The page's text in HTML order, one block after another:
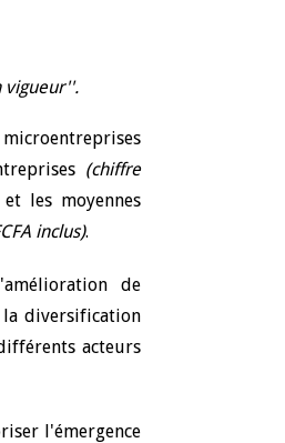
vigueur''.
(chiffre
les moyennes
inclus).
de
la diversification
acteurs
l'émergence